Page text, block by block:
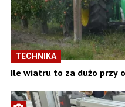
TECHNIKA
Ile wiatru to za dużo przy